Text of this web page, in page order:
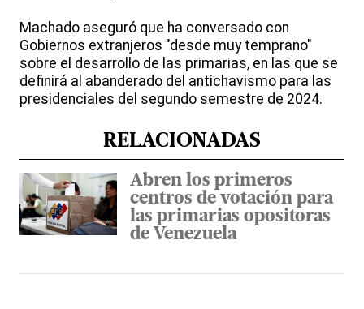
Machado aseguró que ha conversado con
Gobiernos extranjeros "desde muy temprano"
sobre el desarrollo de las primarias, en las que se
definirá al abanderado del antichavismo para las
presidenciales del segundo semestre de 2024.
RELACIONADAS
Abren los primeros
centros de votación para
las primarias opositoras
de Venezuela